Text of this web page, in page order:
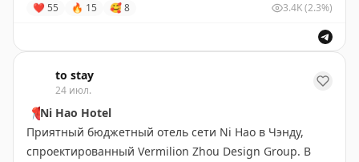
❤ 55 🔥 15 🥰8 3.4K(2.3%)
to stay
24 июл.
📍Ni Hao Hotel
Приятный бюджетный отель сети Ni Hao в Чэнду,
спроектированный Vermilion Zhou Design Group. В